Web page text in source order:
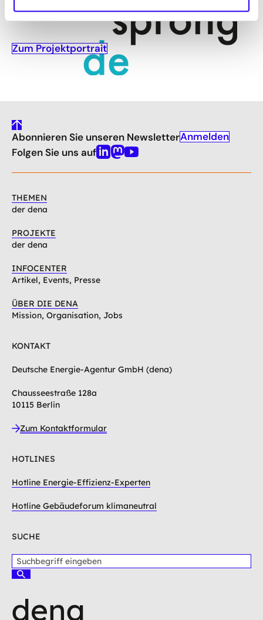
Zum Projektportrait
gehe
nach
oben
Abonnieren Sie unseren NewsletterAnmelden
Folgen Sie uns aufLinkedin
Mastodon
Youtube
THEMEN
der dena
PROJEKTE
der dena
INFOCENTER
Artikel, Events, Presse
ÜBER DIE DENA
Mission, Organisation, Jobs
KONTAKT
Deutsche Energie-Agentur GmbH (dena)
Chausseestraße 128a
10115 Berlin
Zum Kontaktformular
HOTLINES
Hotline Energie-Effizienz-Experten
Hotline Gebäudeforum klimaneutral
SUCHE
u
b
S
h
e